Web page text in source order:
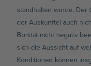
standhalten würde. Der
der Auskunftei auch
Bonität nicht negativ
sich die Aussicht auf
Konditionen können